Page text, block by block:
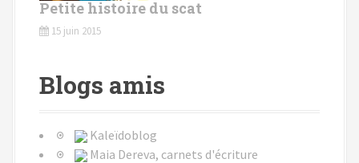
Petite histoire du scat
15 juin 2015
Blogs amis
Kaleïdoblog
Maia Dereva, carnets d'écriture